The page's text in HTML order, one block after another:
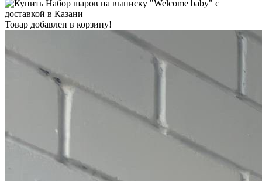
Товар добавлен в корзину!